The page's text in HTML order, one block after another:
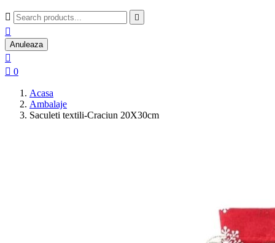
 

Anuleaza

 0
Acasa
Ambalaje
Saculeti textili-Craciun 20X30cm